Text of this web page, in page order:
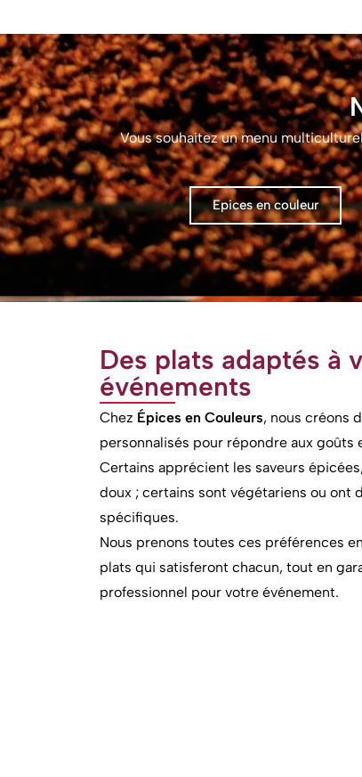
Vous souhaitez un menu
Epices en couleur
Des plats adaptés à
événements
Chez Épices en Couleurs, nous créons
personnalisés pour répondre aux goûts
Certains apprécient les saveurs
doux ; certains sont végétariens ou ont
spécifiques.
Nous prenons toutes ces préférences
plats qui satisferont chacun, tout en
professionnel pour votre événement.